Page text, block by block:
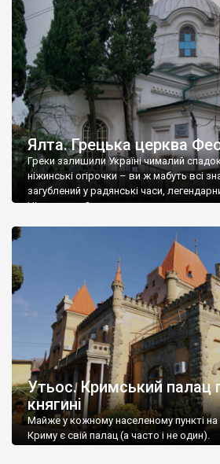
Ялта. Грецька церква
Греки залишили Україні чималий
ніжинські огірочки – ви ж мабуть всі
загублений у радянські часи,
Ніжин греки?
Утьос. Кримський палац
княгині
Майже у кожному населеному пункті
Криму є свій палац (а часто і не один).